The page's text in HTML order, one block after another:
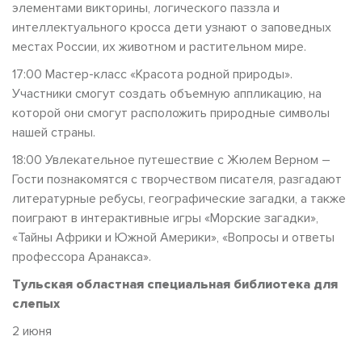
элементами викторины, логического паззла и
интеллектуального кросса дети узнают о заповедных
местах России, их животном и растительном мире.
17:00 Мастер-класс «Красота родной природы».
Участники смогут создать объемную аппликацию, на
которой они смогут расположить природные символы
нашей страны.
18:00 Увлекательное путешествие с Жюлем Верном –
Гости познакомятся с творчеством писателя, разгадают
литературные ребусы, географические загадки, а также
поиграют в интерактивные игры «Морские загадки»,
«Тайны Африки и Южной Америки», «Вопросы и ответы
профессора Аранакса».
Тульская областная специальная библиотека для
слепых
2 июня